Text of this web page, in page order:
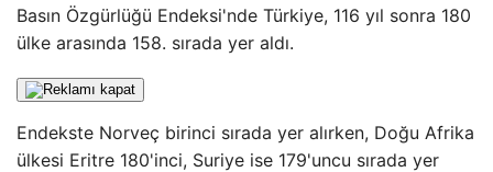
Basın Özgürlüğü Endeksi'nde Türkiye, 116 yıl sonra 180
ülke arasında 158. sırada yer aldı.
Endekste Norveç birinci sırada yer alırken, Doğu Afrika
ülkesi Eritre 180'inci, Suriye ise 179'uncu sırada yer